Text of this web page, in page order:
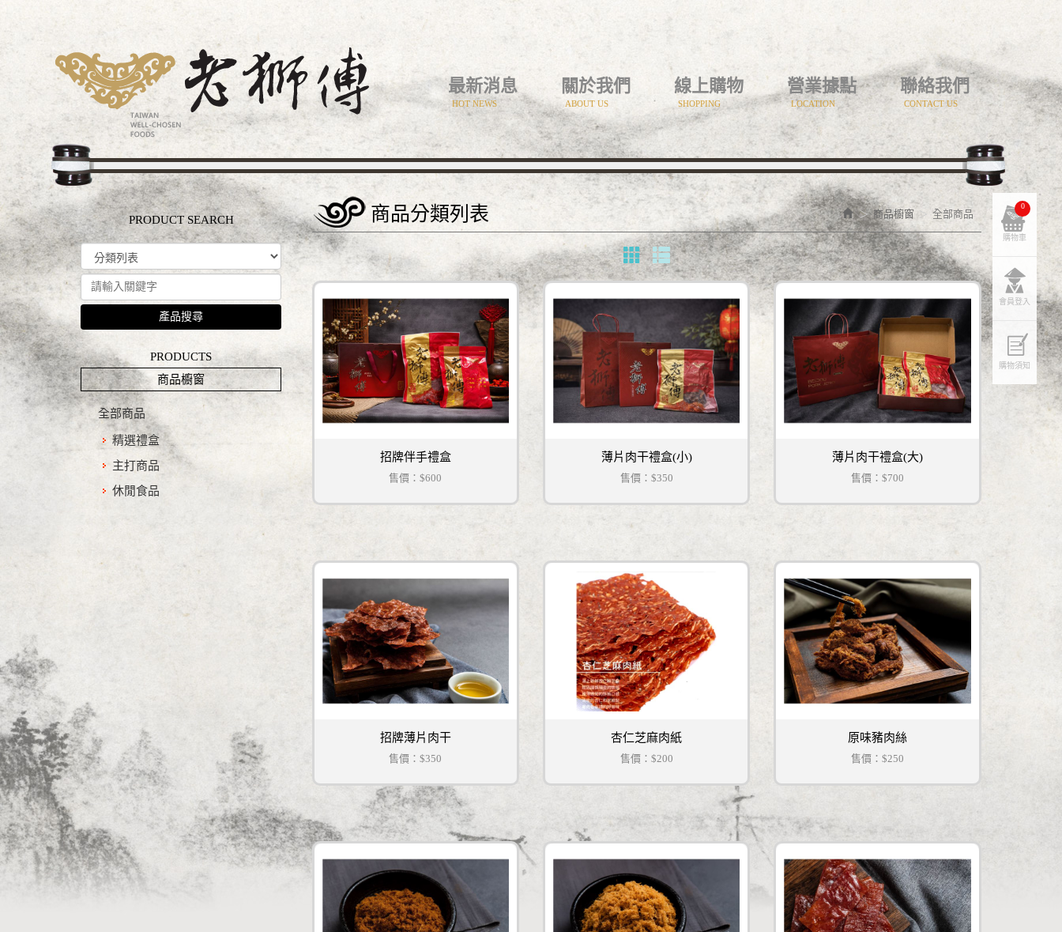
最新消息
HOT NEWS
關於我們
ABOUT US
線上購物
SHOPPING
營業據點
LOCATION
聯絡我們
CONTACT US
PRODUCT SEARCH
產品搜尋
PRODUCTS
商品櫥窗
全部商品
精選禮盒
主打商品
休閒食品
商品櫥窗 全部商品
商品分類列表
招牌伴手禮盒
售價：$600
薄片肉干禮盒(小)
售價： $350
薄片肉干禮盒(大)
售價：$700
招牌薄片肉干
售價：$350
杏仁芝麻肉紙
售價： $200
原味豬肉絲
售價：$250
購物車
0
會員登入
購物須知